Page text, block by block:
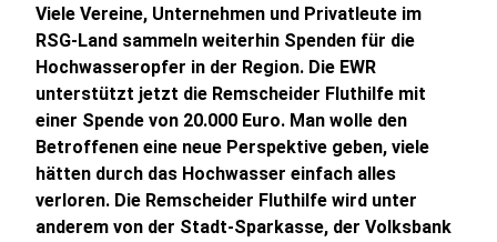
Viele Vereine, Unternehmen und Privatleute im
RSG-Land sammeln weiterhin Spenden für die
Hochwasseropfer in der Region. Die EWR
unterstützt jetzt die Remscheider Fluthilfe mit
einer Spende von 20.000 Euro. Man wolle den
Betroffenen eine neue Perspektive geben, viele
hätten durch das Hochwasser einfach alles
verloren. Die Remscheider Fluthilfe wird unter
anderem von der Stadt-Sparkasse, der Volksbank